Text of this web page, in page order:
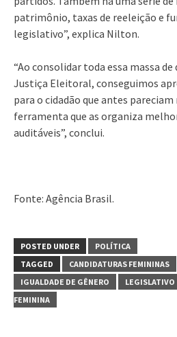
patrimônio, taxas de reeleição e
legislativo”, explica Nilton.
“Ao consolidar toda essa massa
Justiça Eleitoral, conseguimos
para o cidadão que antes
ferramenta que as organiza
auditáveis”, conclui.
Fonte: Agência Brasil.
POSTED UNDER
POLÍTICA
TAGGED
CANDIDATURAS FEMININAS
IGUALDADE DE GÊNERO
LEGISLATIVO
FEMININA